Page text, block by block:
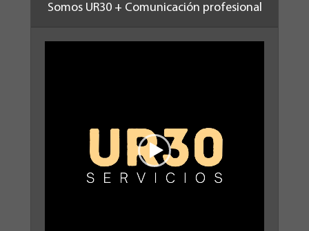
Somos UR30 + Comunicación profesional